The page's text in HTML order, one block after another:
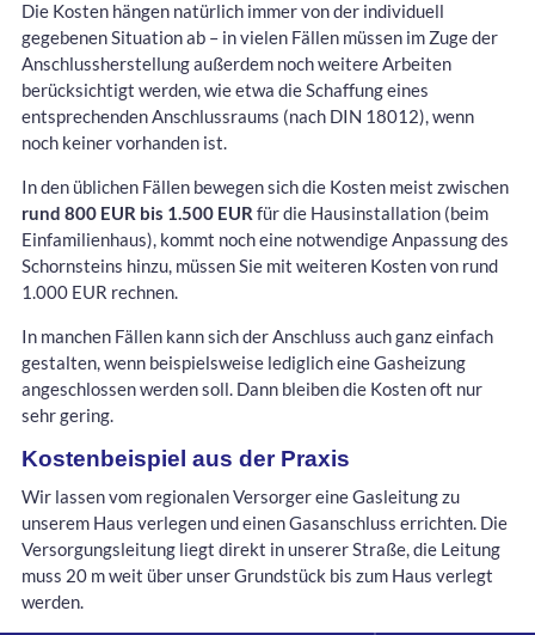
Die Kosten hängen natürlich immer von der individuell
gegebenen Situation ab – in vielen Fällen müssen im Zuge der
Anschlussherstellung außerdem noch weitere Arbeiten
berücksichtigt werden, wie etwa die Schaffung eines
entsprechenden Anschlussraums (nach DIN 18012), wenn
noch keiner vorhanden ist.
In den üblichen Fällen bewegen sich die Kosten meist zwischen
rund 800 EUR bis 1.500 EUR für die Hausinstallation (beim
Einfamilienhaus), kommt noch eine notwendige Anpassung des
Schornsteins hinzu, müssen Sie mit weiteren Kosten von rund
1.000 EUR rechnen.
In manchen Fällen kann sich der Anschluss auch ganz einfach
gestalten, wenn beispielsweise lediglich eine Gasheizung
angeschlossen werden soll. Dann bleiben die Kosten oft nur
sehr gering.
Kostenbeispiel aus der Praxis
Wir lassen vom regionalen Versorger eine Gasleitung zu
unserem Haus verlegen und einen Gasanschluss errichten. Die
Versorgungsleitung liegt direkt in unserer Straße, die Leitung
muss 20 m weit über unser Grundstück bis zum Haus verlegt
werden.